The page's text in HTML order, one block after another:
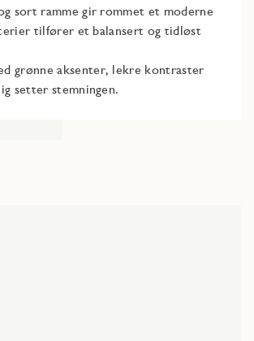
sort ramme gir rommet et moderne
tilfører et balansert og tidløst
grønne aksenter, lekre kontraster
setter stemningen.